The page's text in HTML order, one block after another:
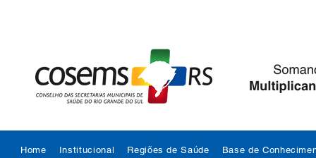
Home Institucional Regiões de Saúde Base de